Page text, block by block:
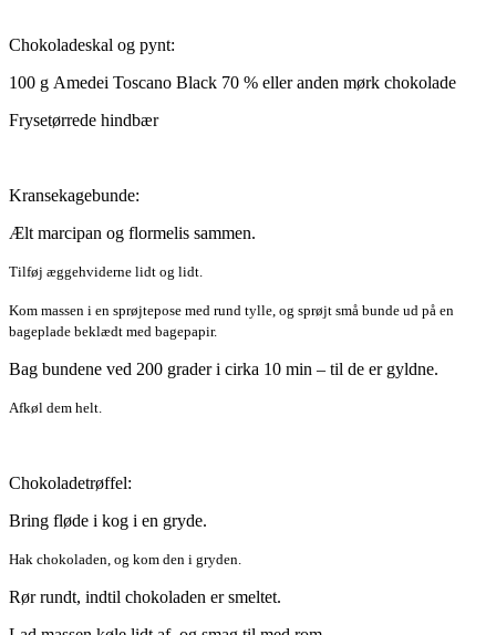
Chokoladeskal og pynt:
100 g Amedei Toscano Black 70 % eller anden mørk chokolade
Frysetørrede hindbær
Kransekagebunde:
Ælt marcipan og flormelis sammen.
Tilføj æggehviderne lidt og lidt.
Kom massen i en sprøjtepose med rund tylle, og sprøjt små bunde ud på en
bageplade beklædt med bagepapir.
Bag bundene ved 200 grader i cirka 10 min – til de er gyldne.
Afkøl dem helt.
Chokoladetrøffel:
Bring fløde i kog i en gryde.
Hak chokoladen, og kom den i gryden.
Rør rundt, indtil chokoladen er smeltet.